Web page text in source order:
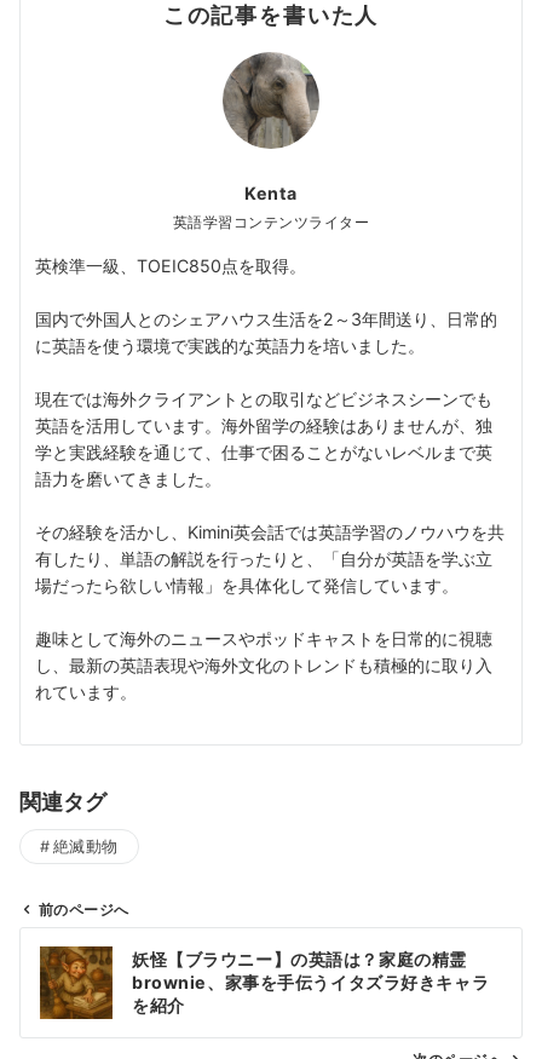
この記事を書いた人
Kenta
英語学習コンテンツライター
英検準一級、TOEIC850点を取得。
国内で外国人とのシェアハウス生活を2～3年間送り、日常的
に英語を使う環境で実践的な英語力を培いました。
現在では海外クライアントとの取引などビジネスシーンでも
英語を活用しています。海外留学の経験はありませんが、独
学と実践経験を通じて、仕事で困ることがないレベルまで英
語力を磨いてきました。
その経験を活かし、Kimini英会話では英語学習のノウハウを共
有したり、単語の解説を行ったりと、「自分が英語を学ぶ立
場だったら欲しい情報」を具体化して発信しています。
趣味として海外のニュースやポッドキャストを日常的に視聴
し、最新の英語表現や海外文化のトレンドも積極的に取り入
れています。
関連タグ
絶滅動物
前のページへ
妖怪【ブラウニー】の英語は？家庭の精霊
brownie、家事を手伝うイタズラ好きキャラ
を紹介